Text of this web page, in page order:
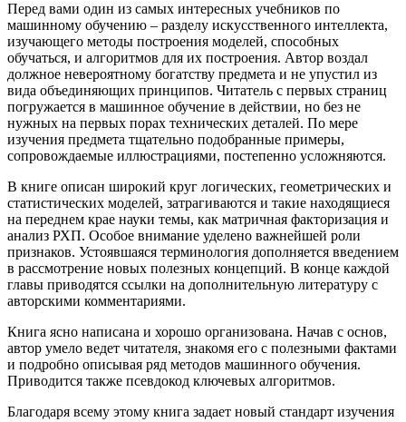
Перед вами один из самых интересных учебников по
машинному обучению – разделу искусственного интеллекта,
изучающего методы построения моделей, способных
обучаться, и алгоритмов для их построения. Автор воздал
должное невероятному богатству предмета и не упустил из
вида объединяющих принципов. Читатель с первых страниц
погружается в машинное обучение в действии, но без не
нужных на первых порах технических деталей. По мере
изучения предмета тщательно подобранные примеры,
сопровождаемые иллюстрациями, постепенно усложняются.
В книге описан широкий круг логических, геометрических и
статистических моделей, затрагиваются и такие находящиеся
на переднем крае науки темы, как матричная факторизация и
анализ РХП. Особое внимание уделено важнейшей роли
признаков. Устоявшаяся терминология дополняется введением
в рассмотрение новых полезных концепций. В конце каждой
главы приводятся ссылки на дополнительную литературу с
авторскими комментариями.
Книга ясно написана и хорошо организована. Начав с основ,
автор умело ведет читателя, знакомя его с полезными фактами
и подробно описывая ряд методов машинного обучения.
Приводится также псевдокод ключевых алгоритмов.
Благодаря всему этому книга задает новый стандарт изучения